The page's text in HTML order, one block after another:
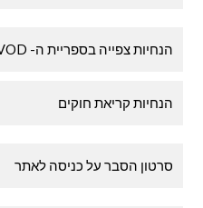
הנחיות צפייה בספריית ה- VOD
הנחיות קריאת חוקים
סרטון הסבר על כניסה לאתר